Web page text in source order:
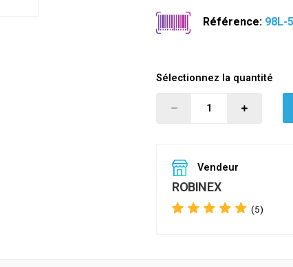
Référence: 98L-
Sélectionnez la quantité
Vendeur
ROBINEX
(5)